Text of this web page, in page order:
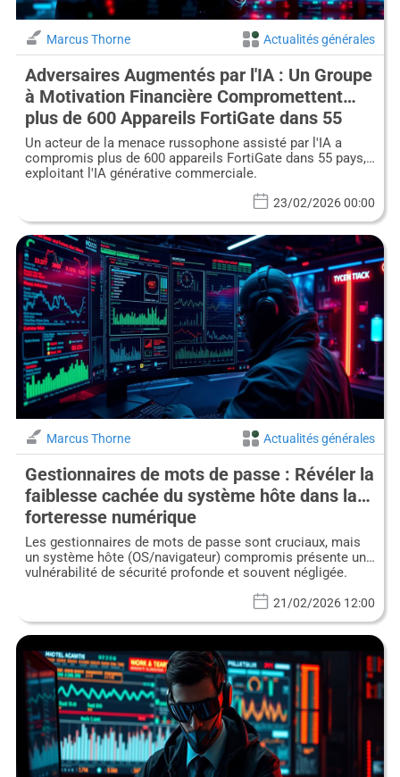
Marcus Thorne Actualités générales
Adversaires Augmentés par l'IA : Un Groupe
à Motivation Financière Compromettent
plus de 600 Appareils FortiGate dans 55
Pays
Un acteur de la menace russophone assisté par l'IA a
compromis plus de 600 appareils FortiGate dans 55 pays,
exploitant l'IA générative commerciale.
23/02/2026 00:00
Marcus Thorne Actualités générales
Gestionnaires de mots de passe : Révéler la
faiblesse cachée du système hôte dans la
forteresse numérique
Les gestionnaires de mots de passe sont cruciaux, mais
un système hôte (OS/navigateur) compromis présente une
vulnérabilité de sécurité profonde et souvent négligée.
21/02/2026 12:00